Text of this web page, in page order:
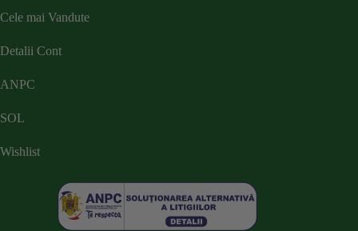
Cele mai Vandute
Detalii Cont
ANPC
SOL
Wishlist